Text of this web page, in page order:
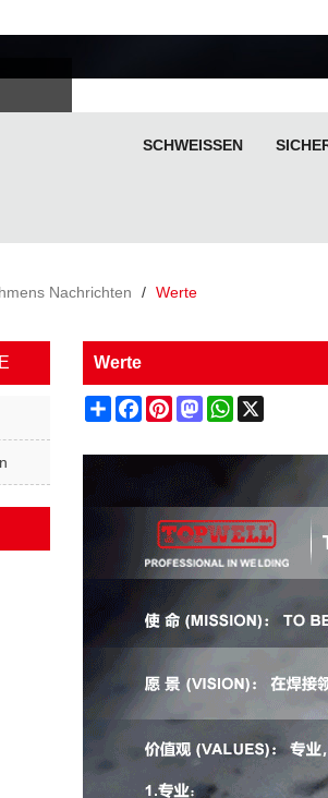
SCHWEISSEN
Nachrichten / Werte
Werte
ShareFacebookPinterestMastodonWhatsApp